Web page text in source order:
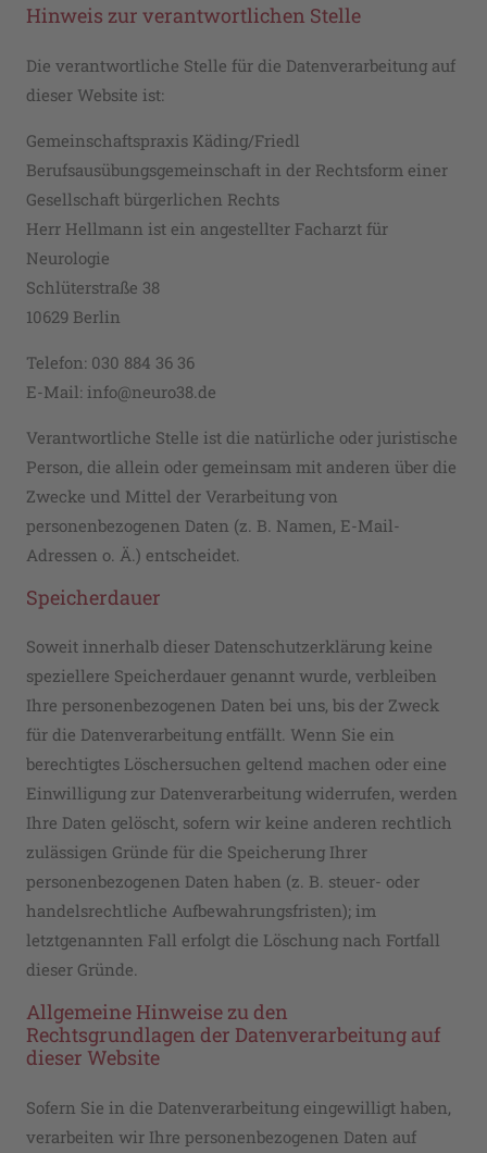
Hinweis zur verantwortlichen Stelle
Die verantwortliche Stelle für die Datenverarbeitung auf
dieser Website ist:
Gemeinschaftspraxis Käding/Friedl
Berufsausübungsgemeinschaft in der Rechtsform einer
Gesellschaft bürgerlichen Rechts
Herr Hellmann ist ein angestellter Facharzt für
Neurologie
Schlüterstraße 38
10629 Berlin
Telefon: 030 884 36 36
E-Mail: info@neuro38.de
Verantwortliche Stelle ist die natürliche oder juristische
Person, die allein oder gemeinsam mit anderen über die
Zwecke und Mittel der Verarbeitung von
personenbezogenen Daten (z. B. Namen, E-Mail-
Adressen o. Ä.) entscheidet.
Speicherdauer
Soweit innerhalb dieser Datenschutzerklärung keine
speziellere Speicherdauer genannt wurde, verbleiben
Ihre personenbezogenen Daten bei uns, bis der Zweck
für die Datenverarbeitung entfällt. Wenn Sie ein
berechtigtes Löschersuchen geltend machen oder eine
Einwilligung zur Datenverarbeitung widerrufen, werden
Ihre Daten gelöscht, sofern wir keine anderen rechtlich
zulässigen Gründe für die Speicherung Ihrer
personenbezogenen Daten haben (z. B. steuer- oder
handelsrechtliche Aufbewahrungsfristen); im
letztgenannten Fall erfolgt die Löschung nach Fortfall
dieser Gründe.
Allgemeine Hinweise zu den
Rechtsgrundlagen der Datenverarbeitung auf
dieser Website
Sofern Sie in die Datenverarbeitung eingewilligt haben,
verarbeiten wir Ihre personenbezogenen Daten auf